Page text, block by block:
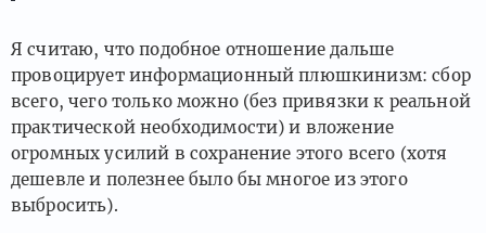
Я считаю, что подобное отношение дальше
провоцирует информационный плюшкинизм: сбор
всего, чего только можно (без привязки к реальной
практической необходимости) и вложение
огромных усилий в сохранение этого всего (хотя
дешевле и полезнее было бы многое из этого
выбросить).